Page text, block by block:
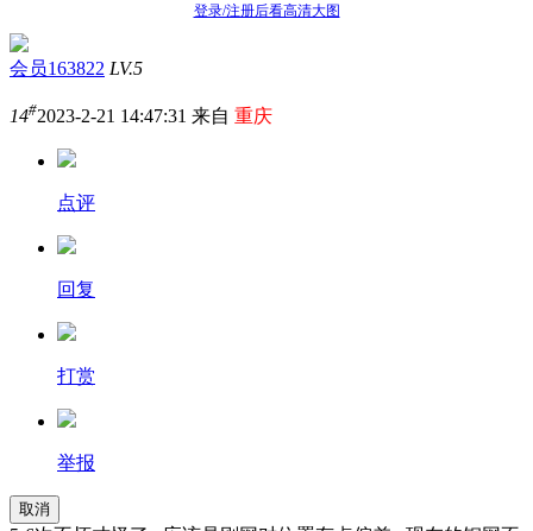
登录/注册后看高清大图
会员163822 LV.5
14#2023-2-21 14:47:31 来自 重庆
点评
回复
打赏
举报
取消